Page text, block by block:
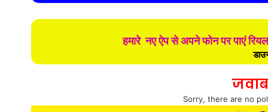
हमारे नए ऐप से अपने फोन पर पाएं
Sorry, there are no